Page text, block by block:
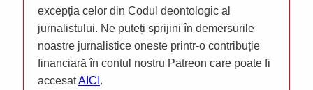
excepția celor din Codul deontologic al
jurnalistului. Ne puteți sprijini în demersurile
noastre jurnalistice oneste printr-o contribuție
financiară în contul nostru Patreon care poate fi
accesatAICI .